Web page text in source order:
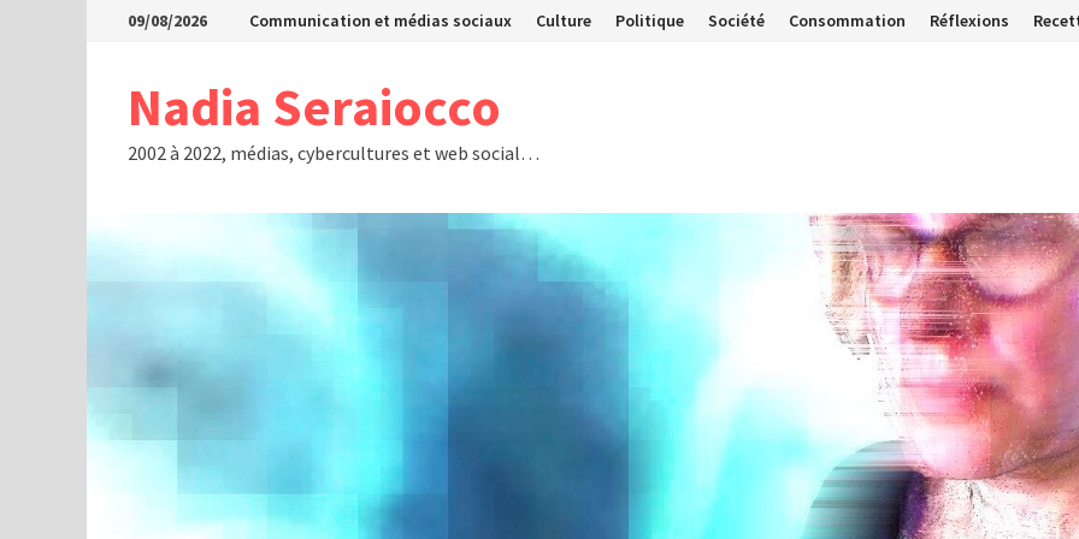
Passer09/08/2026 Communication et médias sociaux Culture Politique Société Consommation Réflexions
Nadia Seraiocco
2002 à 2022, médias, cybercultures et web social…